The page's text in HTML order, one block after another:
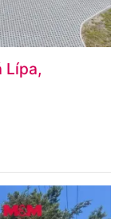
Lípa,